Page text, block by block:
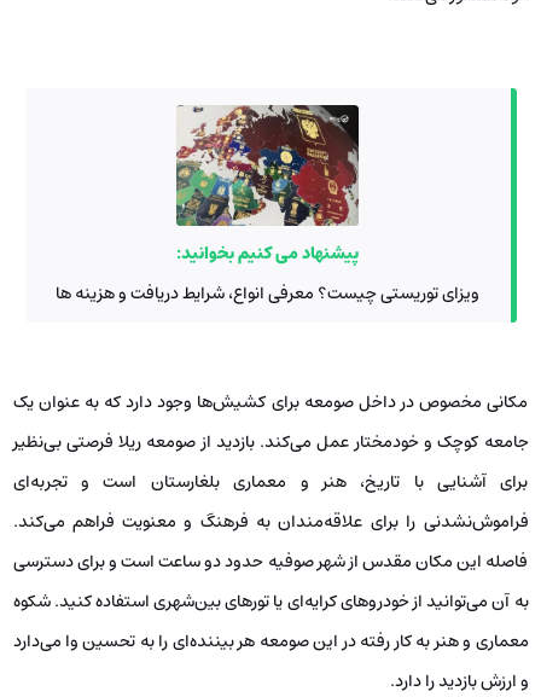
پیشنهاد می کنیم بخوانید:
ویزای توریستی چیست؟ معرفی انواع، شرایط دریافت و هزینه ها
مکانی مخصوص در داخل صومعه برای کشیش‌ها وجود دارد که به عنوان یک
جامعه کوچک و خودمختار عمل می‌کند. بازدید از صومعه ریلا فرصتی بی‌نظیر
برای آشنایی با تاریخ، هنر و معماری بلغارستان است و تجربه‌ای
فراموش‌نشدنی را برای علاقه‌مندان به فرهنگ و معنویت فراهم می‌کند.
فاصله این مکان مقدس از شهر صوفیه حدود دو ساعت است و برای دسترسی
به آن می‌توانید از خودروهای کرایه‌ای یا تورهای بین‌شهری استفاده کنید. شکوه
معماری و هنر به کار رفته در این صومعه هر بیننده‌ای را به تحسین وا می‌دارد
و ارزش بازدید را دارد.